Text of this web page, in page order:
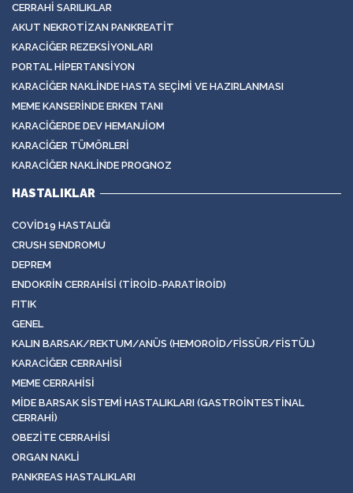
CERRAHI SARILIKLAR
AKUT NEKROTIZAN PANKREATIT
KARACIĞER REZEKSIYONLARI
PORTAL HIPERTANSIYON
KARACIĞER NAKLINDE HASTA SEÇIMI VE HAZIRLANMASI
MEME KANSERINDE ERKEN TANI
KARACIĞERDE DEV HEMANJIOM
KARACIĞER TÜMÖRLERI
KARACIĞER NAKLINDE PROGNOZ
HASTALIKLAR
COVID19 HASTALIĞI
CRUSH SENDROMU
DEPREM
ENDOKRIN CERRAHISI (TIROID-PARATIROID)
FITIK
GENEL
KALIN BARSAK/REKTUM/ANÜS (HEMOROID/FISSÜR/FISTÜL)
KARACIĞER CERRAHISI
MEME CERRAHISI
MIDE BARSAK SISTEMI HASTALIKLARI (GASTROINTESTINAL
CERRAHI)
OBEZITE CERRAHISI
ORGAN NAKLI
PANKREAS HASTALIKLARI